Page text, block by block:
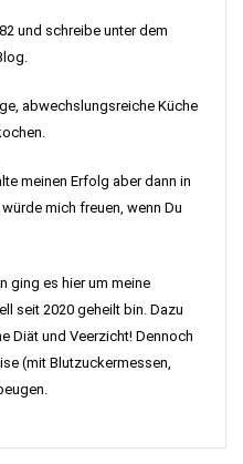
und schreibe unter dem
abwechslungsreiche Küche
meinen Erfolg aber dann in
mich freuen, wenn Du
ging es hier um meine
seit 2020 geheilt bin. Dazu
Diät und Veerzicht! Dennoch
(mit Blutzuckermessen,